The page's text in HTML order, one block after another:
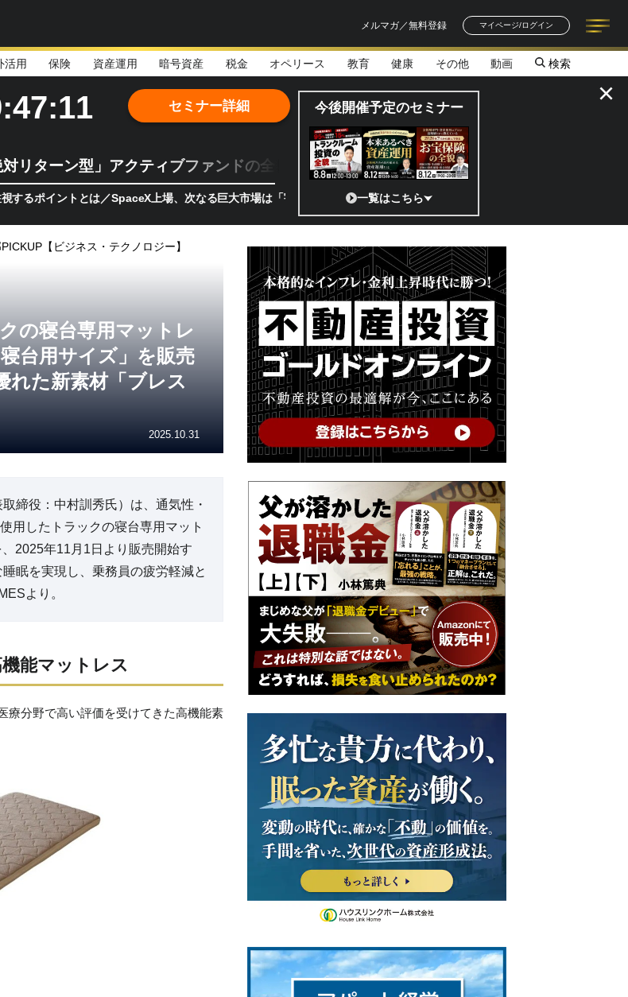
メルマガ／無料登録
マイページ/ログイン
記事一覧
著者一覧
活用 保険 資産運用 暗号資産 税金 オペリース 教育 健康 その他 動画 検索
リターン型」アクティブファンドの全貌
トとは／SpaceX上場、次なる巨大市場は「宇宙!?」 日本の宇宙ベンチャーのココがスゴイ！／補助金から実需へ、知られ
セミナー詳細 今後開催予定のセミナー
一覧はこちら
×
【ビジネス・テクノロジー】
の寝台専用マットレ
台用サイズ」を販売
れた新素材「ブレス
2025.10.31
締役：中村訓秀氏）は、通気性・
用したトラックの寝台専用マット
2025年11月1日より販売開始す
眠を実現し、乗務員の疲労軽減と
より。
能マットレス
療分野で高い評価を受けてきた高機能素